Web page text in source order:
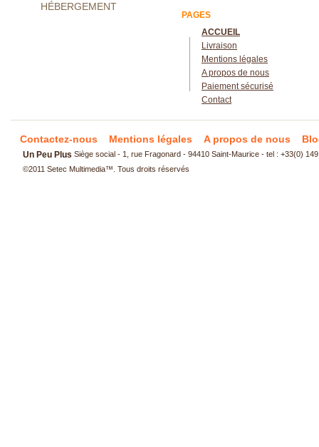
HÉBERGEMENT
PAGES
ACCUEIL
Livraison
Mentions légales
A propos de nous
Paiement sécurisé
Contact
Contactez-nous Mentions légales A propos de nous
Un Peu Plus Siège social - 1, rue Fragonard - 94410 Saint-Maurice - tel : +33(0)
©2011 Setec Multimedia™. Tous droits réservés